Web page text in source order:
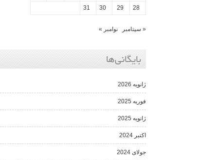
29
30
31
« سپتامبر نوامبر »
بایگانی‌ها